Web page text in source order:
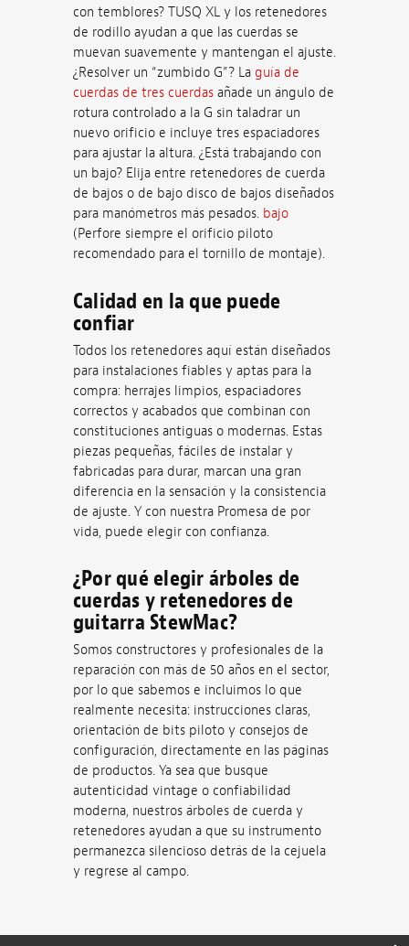
con temblores? TUSQ XL y los retenedores
de rodillo ayudan a que las cuerdas se
muevan suavemente y mantengan el ajuste.
¿Resolver un “zumbido G”? La guía de
cuerdas de tres cuerdas añade un ángulo de
rotura controlado a la G sin taladrar un
nuevo orificio e incluye tres espaciadores
para ajustar la altura. ¿Está trabajando con
un bajo? Elija entre retenedores de cuerda
de bajos o de bajo disco de bajos diseñados
para manómetros más pesados. bajo
(Perfore siempre el orificio piloto
recomendado para el tornillo de montaje).
Calidad en la que puede
confiar
Todos los retenedores aquí están diseñados
para instalaciones fiables y aptas para la
compra: herrajes limpios, espaciadores
correctos y acabados que combinan con
constituciones antiguas o modernas. Estas
piezas pequeñas, fáciles de instalar y
fabricadas para durar, marcan una gran
diferencia en la sensación y la consistencia
de ajuste. Y con nuestra Promesa de por
vida, puede elegir con confianza.
¿Por qué elegir árboles de
cuerdas y retenedores de
guitarra StewMac?
Somos constructores y profesionales de la
reparación con más de 50 años en el sector,
por lo que sabemos e incluimos lo que
realmente necesita: instrucciones claras,
orientación de bits piloto y consejos de
configuración, directamente en las páginas
de productos. Ya sea que busque
autenticidad vintage o confiabilidad
moderna, nuestros árboles de cuerda y
retenedores ayudan a que su instrumento
permanezca silencioso detrás de la cejuela
y regrese al campo.